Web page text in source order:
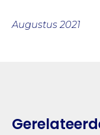
Augustus 2021